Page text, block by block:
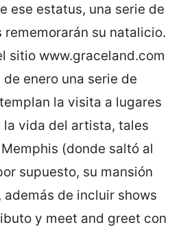
ese estatus, una serie de
rememorarán su natalicio.
sitio www.graceland.com
enero una serie de
la visita a lugares
la vida del artista, tales
(donde saltó al
supuesto, su mansión
además de incluir shows
y meet and greet con